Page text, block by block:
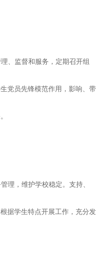
、监督和服务，定期召开组
党员先锋模范作用，影响、带
理，维护学校稳定。支持、
据学生特点开展工作，充分发